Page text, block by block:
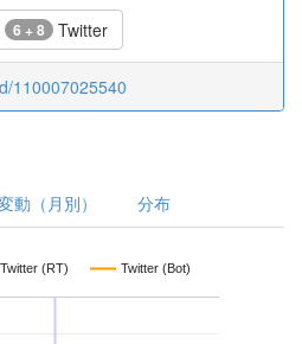
6 + 8 Twitter
110007025540
動（月別） 分布
Twitter (RT) Twitter (Bot)